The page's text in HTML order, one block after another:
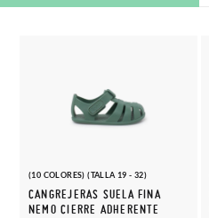
(10 COLORES) (TALLA 19 - 32)
CANGREJERAS SUELA FINA
NEMO CIERRE ADHERENTE